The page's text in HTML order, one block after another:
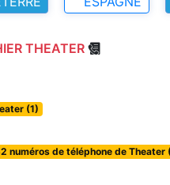
THEATER
(1)
numéros de téléphone de Theater